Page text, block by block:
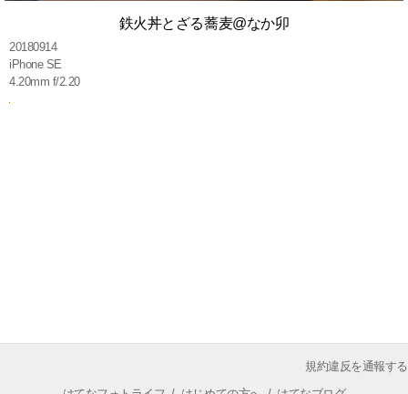
鉄火丼とざる蕎麦@なか卯
20180914
iPhone SE
4.20mm f/2.20
規約違反を通報する